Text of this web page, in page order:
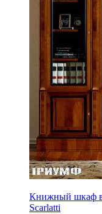
Книжный шкаф в
Scarlatti